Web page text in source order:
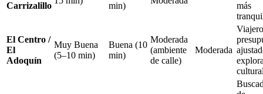
Carrizalillo
min)
más
El Centro /
El
Adoquín
Muy Buena
(5–10 min)
Buena (10
min)
Moderada
(ambiente
de calle)
Moderada